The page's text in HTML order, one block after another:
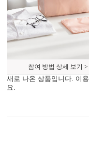
참여 방법 상세 보기 >
새로 나온 상품입니다. 이
요.